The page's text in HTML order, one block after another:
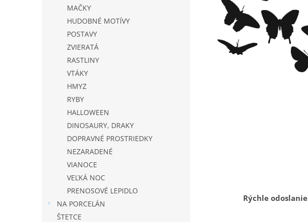
MAČKY
HUDOBNÉ MOTÍVY
POSTAVY
ZVIERATÁ
RASTLINY
VTÁKY
HMYZ
RYBY
HALLOWEEN
DINOSAURY, DRAKY
DOPRAVNÉ PROSTRIEDKY
NEZARADENÉ
VIANOCE
VEĽKÁ NOC
PRENOSOVÉ LEPIDLO
NA PORCELÁN
ŠTETCE
Rýchle odoslanie